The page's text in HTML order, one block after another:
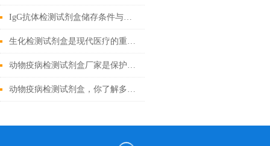
IgG抗体检测试剂盒储存条件与有效期管理
生化检测试剂盒是现代医疗的重要工具
动物疫病检测试剂盒厂家是保护动物健康的重要环节
动物疫病检测试剂盒，你了解多少？